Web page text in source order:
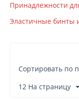
Принадлежности
Эластичные бинты
Сортировать по
12 На страницу